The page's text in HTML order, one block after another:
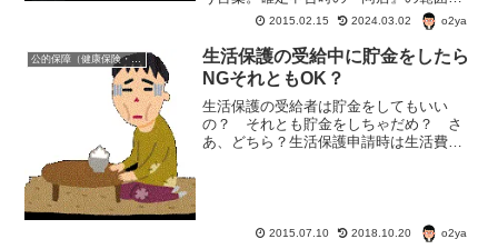
は？「生計を一にする」状態って？長期
に入院しているなどの場合や老人ホーム
へ入居中した場合は「同居」「生計を一
にする」になる？ならない？
2015.02.15 2024.03.02 o2ya
公的保障（健康保険・年金・雇用保険・生活保護・災害時の補償）
生活保護の受給中に貯金をしたら
NGそれともOK？
生活保護の受給者は貯金をしてもいい
の？ それとも貯金をしちゃだめ？ さ
あ、どちら？生活保護申請時は生活費の
2015.07.10 2018.10.20 o2ya